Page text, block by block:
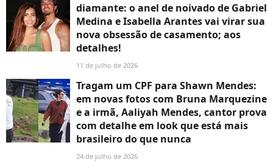
diamante: o anel de noivado de Gabriel
Medina e Isabella Arantes vai virar sua
nova obsessão de casamento; aos
detalhes!
11 de julho de 2026
Tragam um CPF para Shawn Mendes:
em novas fotos com Bruna Marquezine
e a irmã, Aaliyah Mendes, cantor prova
com detalhe em look que está mais
brasileiro do que nunca
24 de julho de 2026